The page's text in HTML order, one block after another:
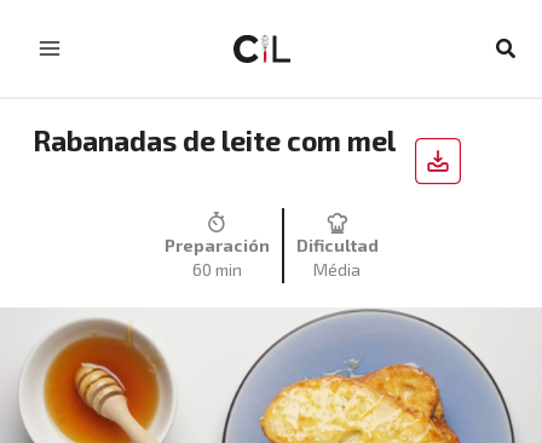
Rabanadas de leite com mel
Preparación
60 min
Dificultad
Média